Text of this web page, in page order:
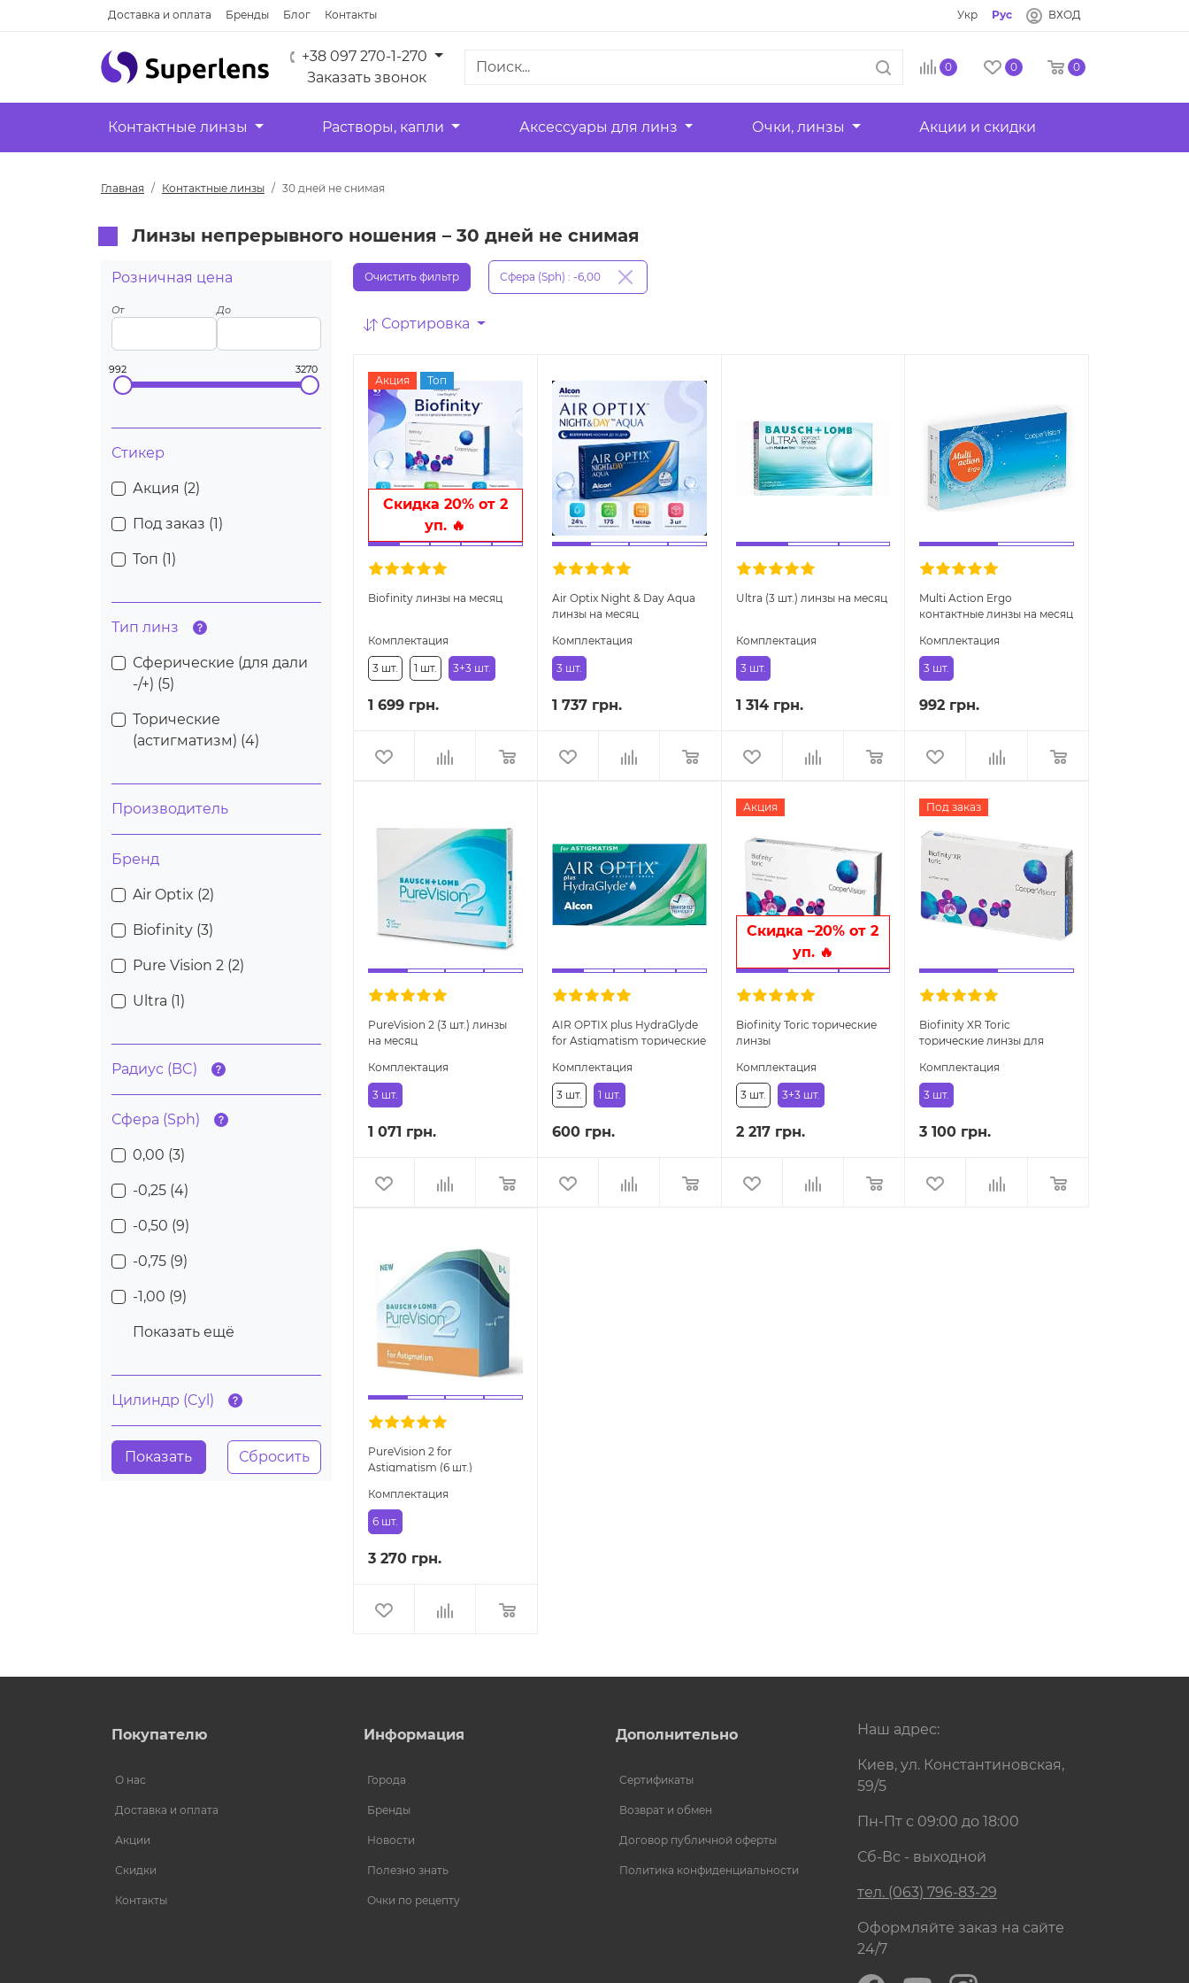
Доставка и оплата Бренды Блог Контакты Укр Рус ВХОД
+38 097 270-1-270
Заказать звонок
0 0 0
Контактные линзы Растворы, капли Аксессуары для линз Очки, линзы Акции и скидки
Главная Контактные линзы 30 дней не снимая
Линзы непрерывного ношения – 30 дней не снимая
Розничная цена
От До
992 3270
Стикер
Акция (2)
Под заказ (1 )
Топ (1 )
Тип линз
Сферические (для дали
-/+) (5)
Торические
(астигматизм) (4)
Производитель
Бренд
Air Optix (2)
Biofinity (3)
Pure Vision 2 (2)
Ultra (1 )
Радиус (BC)
Сфера (Sph)
0,00 (3)
-0,25 (4)
-0,50 (9)
-0,75 (9)
-1,00 (9)
Показать ещё
Цилиндр (Cyl)
Очистить фильтр Сфера (Sph) : -6,00
Сортировка
Акция Топ
Скидка 20% от 2
уп. 🔥
Biofinity линзы на месяц
Комплектация
3 шт. 1 шт. 3+3 шт.
1 699 грн.
Air Optix Night & Day Aqua
линзы на месяц
Комплектация
3 шт.
1 737 грн.
Ultra (3 шт.) линзы на месяц
Комплектация
3 шт.
1 314 грн.
Multi Action Ergo
контактные линзы на месяц
Комплектация
3 шт.
992 грн.
PureVision 2 (3 шт.) линзы
на месяц
Комплектация
3 шт.
1 071 грн.
AIR OPTIX plus HydraGlyde
for Astigmatism торические
Комплектация
3 шт. 1 шт.
600 грн.
Акция
Скидка –20% от 2
уп. 🔥
Biofinity Toric торические
линзы
Комплектация
3 шт. 3+3 шт.
2 217 грн.
Под заказ
Biofinity XR Toric
торические линзы для
Комплектация
3 шт.
3 100 грн.
PureVision 2 for
Astigmatism (6 шт.)
Комплектация
6 шт.
3 270 грн.
Покупателю
О нас
Доставка и оплата
Акции
Скидки
Контакты
Информация
Города
Бренды
Новости
Полезно знать
Очки по рецепту
Дополнительно
Сертификаты
Возврат и обмен
Договор публичной оферты
Политика конфиденциальности
Наш адрес:
Киев, ул. Константиновская,
59/5
Пн-Пт с 09:00 до 18:00
Сб-Вс - выходной
тел. (063) 796-83-29
Оформляйте заказ на сайте
24/7